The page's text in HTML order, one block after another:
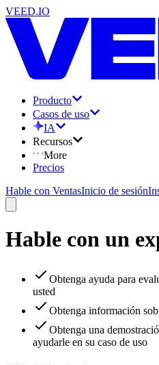
VEED.IO
Producto
Casos de uso
IA
Recursos
More
Precios
Hable con VentasInicio de sesión
Hable con un
Obtenga ayuda para
usted
Obtenga información
Obtenga una
ayudarle en su caso de uso